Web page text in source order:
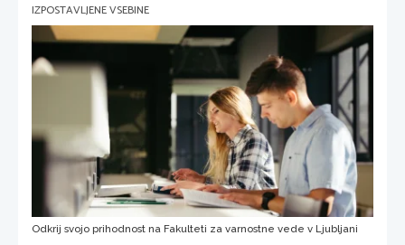
IZPOSTAVLJENE VSEBINE
Odkrij svojo prihodnost na Fakulteti za varnostne vede v Ljubljani